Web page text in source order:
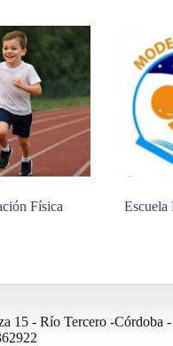
Física Escuela
15 - Río Tercero -Córdoba